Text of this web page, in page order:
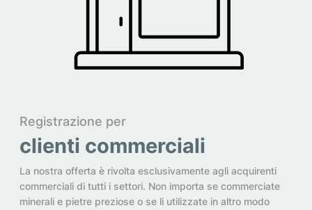
Registrazione per
clienti commerciali
La nostra offerta è rivolta esclusivamente agli acquirenti
commerciali di tutti i settori. Non importa se commerciate
minerali e pietre preziose o se li utilizzate in altro modo